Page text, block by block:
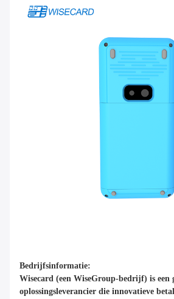
Bedrijfsinformatie:
Wisecard (een WiseGroup-bedrijf) is een
oplossingsleverancier die innovatieve